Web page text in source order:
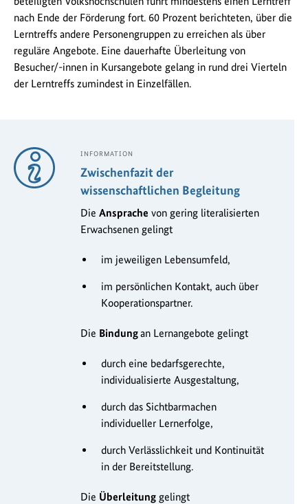
nach Ende der Förderung fort. 60 Prozent berichteten, über die
Lerntreffs andere Personengruppen zu erreichen als über
reguläre Angebote. Eine dauerhafte Überleitung von
Besucher/-innen in Kursangebote gelang in rund drei Vierteln
der Lerntreffs zumindest in Einzelfällen.
INFORMATION
Zwischenfazit der
wissenschaftlichen Begleitung
Die Ansprache von gering literalisierten
Erwachsenen gelingt
im jeweiligen Lebensumfeld,
im persönlichen Kontakt, auch über
Kooperationspartner.
Die Bindungan Lernangebote gelingt
durch eine bedarfsgerechte,
individualisierte Ausgestaltung,
durch das Sichtbarmachen
individueller Lernerfolge,
durch Verlässlichkeit und Kontinuität
in der Bereitstellung.
Die Überleitung gelingt